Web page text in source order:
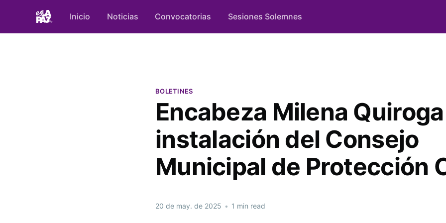
Inicio Noticias Convocatorias Sesiones Solemnes
BOLETINES
Encabeza Milena Quiroga
instalación del Consejo
Municipal de Protección
20 de may. de 2025 • 1 min read